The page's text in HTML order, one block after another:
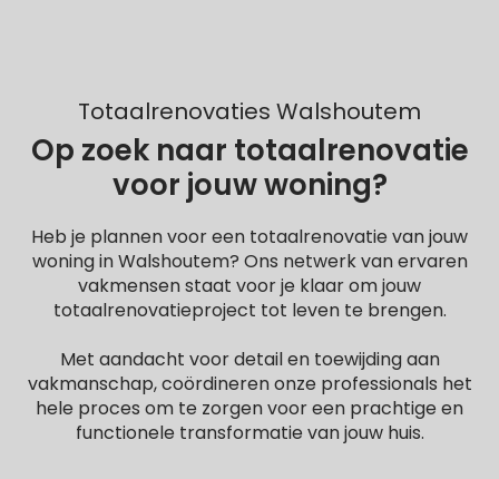
Totaalrenovaties Walshoutem
Op zoek naar totaalrenovatie
voor jouw woning?
Heb je plannen voor een totaalrenovatie van jouw
woning in Walshoutem? Ons netwerk van ervaren
vakmensen staat voor je klaar om jouw
totaalrenovatieproject tot leven te brengen.
Met aandacht voor detail en toewijding aan
vakmanschap, coördineren onze professionals het
hele proces om te zorgen voor een prachtige en
functionele transformatie van jouw huis.